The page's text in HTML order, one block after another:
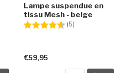
Lampe suspendue en
tissu Mesh - beige
Note:
(5)
€59,95